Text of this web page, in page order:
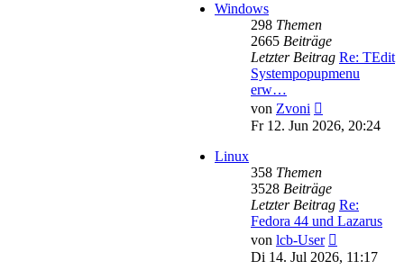
Windows
298 Themen
2665 Beiträge
Letzter Beitrag Re: TEdit
Systempopupmenu
erw…
von Zvoni
Beitrag
Fr 12. Jun 2026, 20:24
Linux
358 Themen
3528 Beiträge
Letzter Beitrag Re:
Fedora 44 und Lazarus
von lcb-User
Beitrag
Di 14. Jul 2026, 11:17